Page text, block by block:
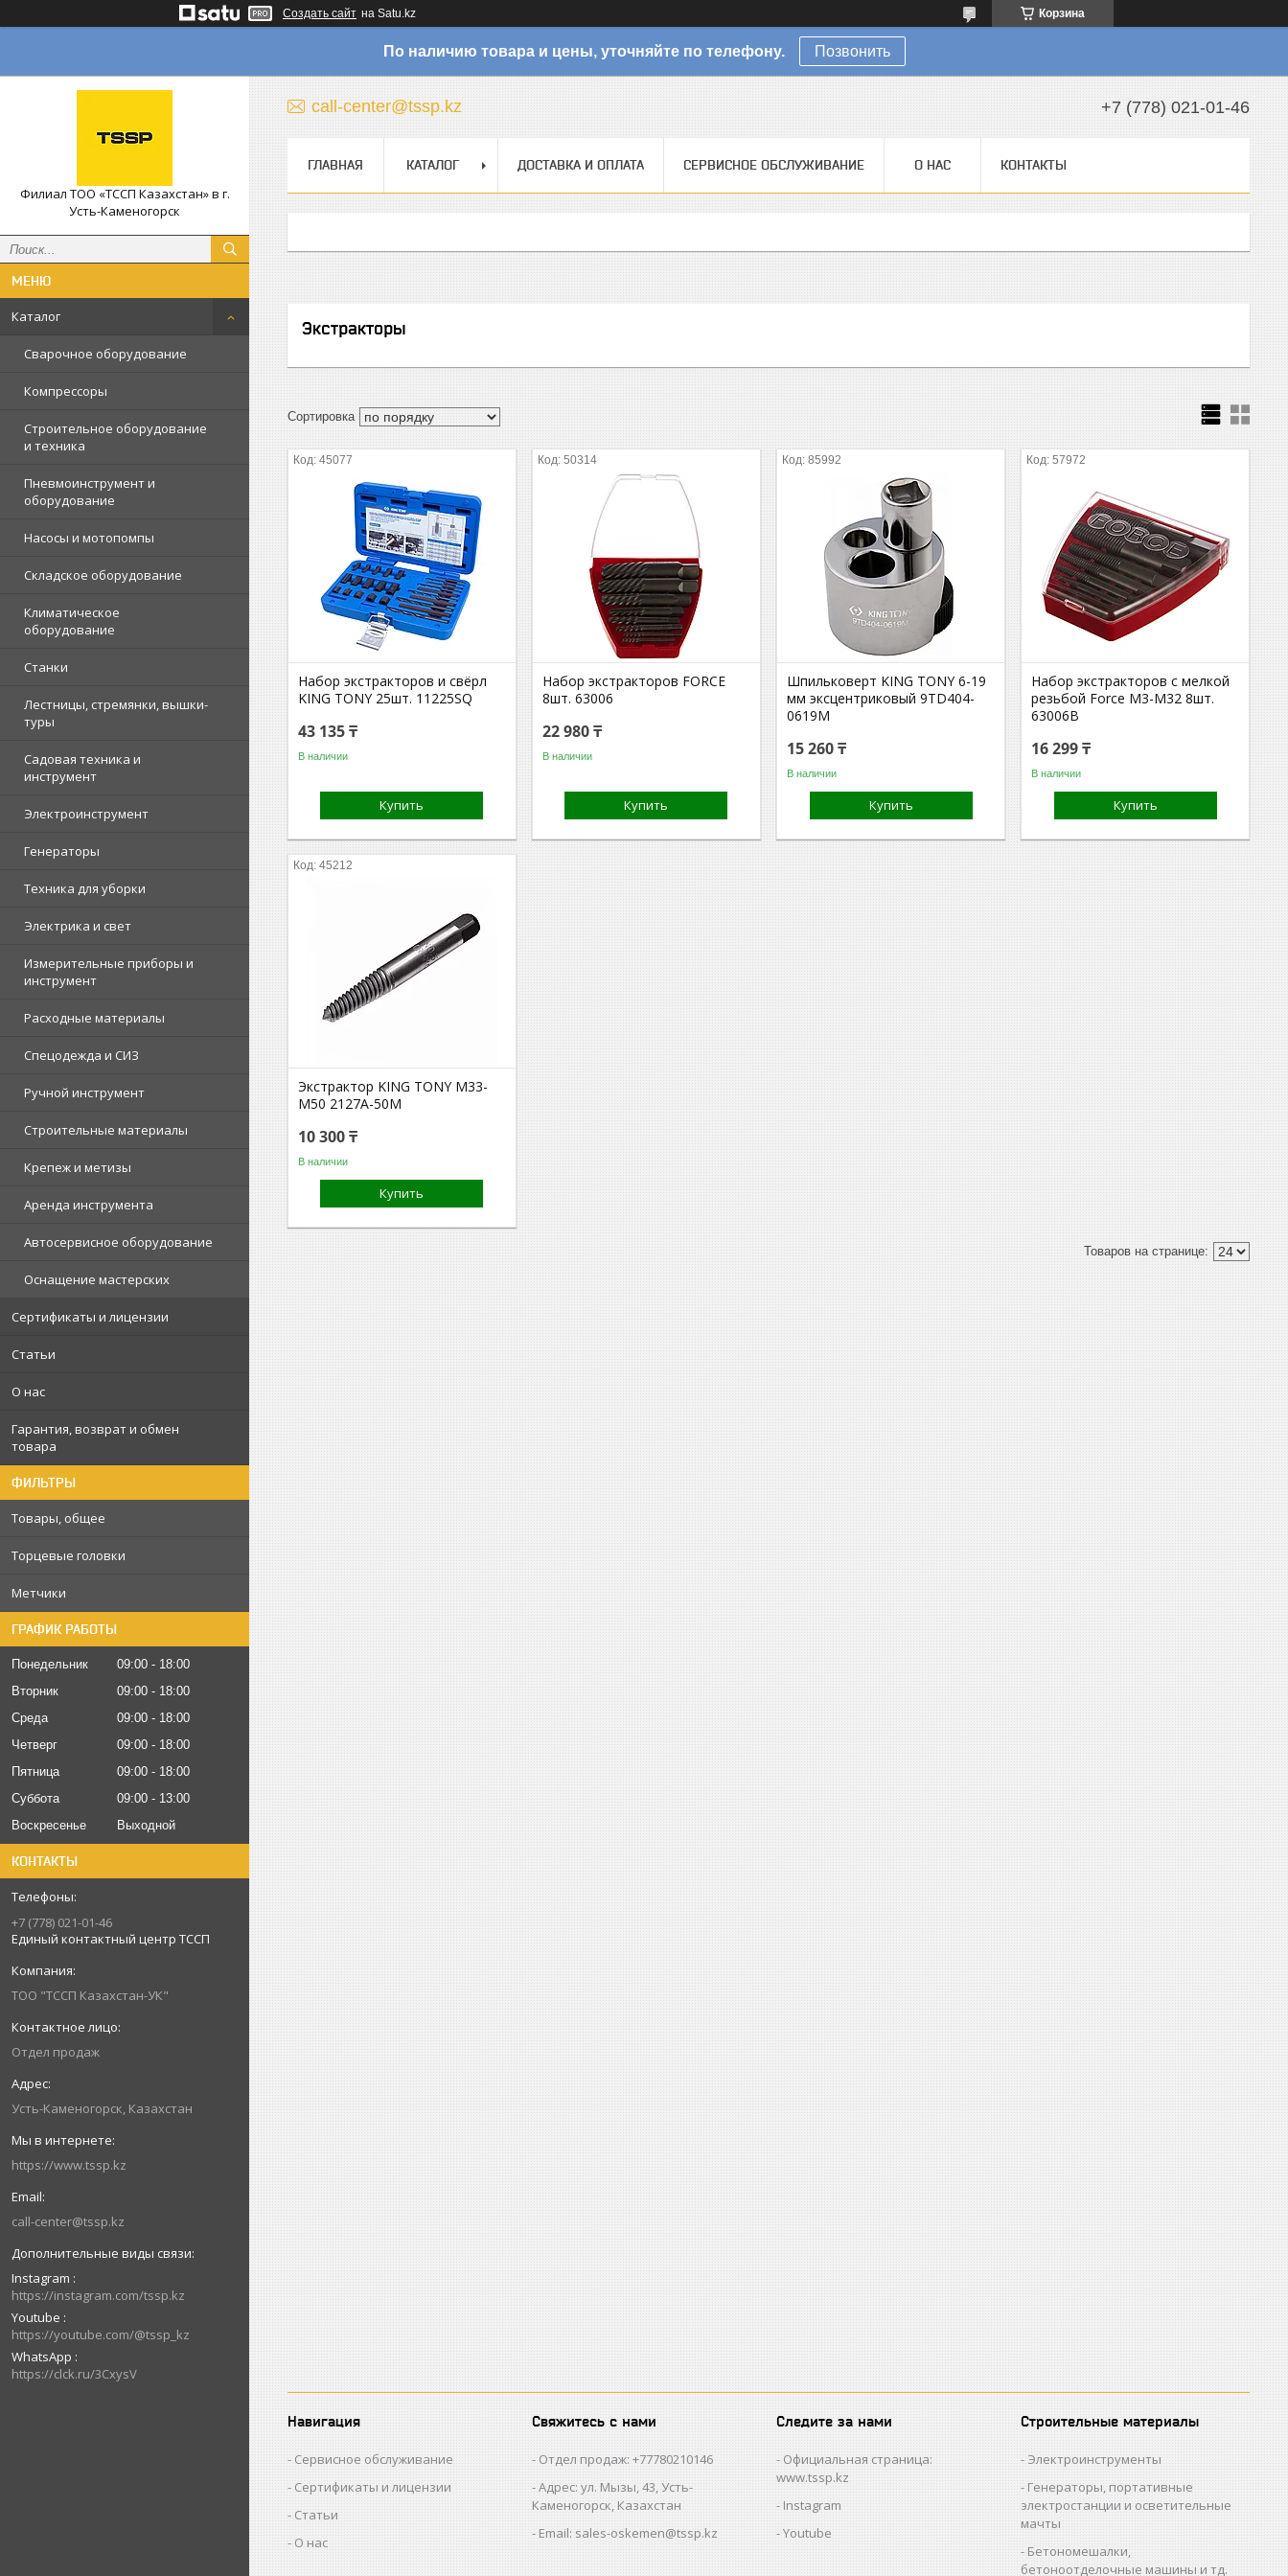
Создать сайт на Satu.kz Корзина
По наличию товара и цены, уточняйте по телефону. Позвонить
Филиал ТОО «ТССП Казахстан» в г.
Усть-Каменогорск
Каталог
Сварочное оборудование
Компрессоры
Строительное оборудование
и техника
Пневмоинструмент и
оборудование
Насосы и мотопомпы
Складское оборудование
Климатическое
оборудование
Станки
Лестницы, стремянки, вышки-
туры
Садовая техника и
инструмент
Электроинструмент
Генераторы
Техника для уборки
Электрика и свет
Измерительные приборы и
инструмент
Расходные материалы
Спецодежда и СИЗ
Ручной инструмент
Строительные материалы
Крепеж и метизы
Аренда инструмента
Автосервисное оборудование
Оснащение мастерских
Сертификаты и лицензии
Статьи
О нас
Гарантия, возврат и обмен
товара
ФИЛЬТРЫ
Товары, общее
Торцевые головки
Метчики
ГРАФИК РАБОТЫ
Понедельник 09:00
18:00
Вторник
09:00
18:00
Среда
09:00
18:00
Четверг
09:00
18:00
Пятница
09:00
18:00
Суббота
09:00
13:00
Воскресенье
Выходной
КОНТАКТЫ
+7 (778) 021-01-46
Единый контактный центр ТССП
ТОО "ТССП Казахстан-УК"
Отдел продаж
Усть-Каменогорск, Казахстан
https://www.tssp.kz
call-center@tssp.kz
Instagram
https://instagram.com/tssp.kz
Youtube
https://youtube.com/@tssp_kz
WhatsApp
https://clck.ru/3CxysV
call-center@tssp.kz +7 (778) 021-01-46
ГЛАВНАЯ КАТАЛОГ ДОСТАВКА И ОПЛАТА СЕРВИСНОЕ ОБСЛУЖИВАНИЕ О НАС КОНТАКТЫ
Экстракторы
45077
Набор экстракторов и свёрл
KING TONY 25шт. 11225SQ
43 135 ₸
В наличии
Купить
50314
Набор экстракторов FORCE
8шт. 63006
22 980 ₸
В наличии
Купить
85992
Шпильковерт KING TONY 6-19
мм эксцентриковый 9TD404-
0619M
15 260 ₸
В наличии
Купить
57972
Набор экстракторов с мелкой
резьбой Force M3-M32 8шт.
63006B
16 299 ₸
В наличии
Купить
45212
Экстрактор KING TONY М33-
М50 2127A-50M
10 300 ₸
В наличии
Купить
Навигация
Сервисное обслуживание
Сертификаты и лицензии
Статьи
О нас
Свяжитесь с нами
Отдел продаж: +77780210146
Адрес: ул. Мызы, 43, Усть-
Каменогорск, Казахстан
Email: sales-oskemen@tssp.kz
Следите за нами
Официальная страница:
www.tssp.kz
Instagram
Youtube
Строительные материалы
Электроинструменты
Генераторы, портативные
электростанции и осветительные
мачты
Бетономешалки,
бетоноотделочные машины и тд.